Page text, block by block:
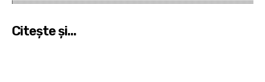
Citeşte şi...